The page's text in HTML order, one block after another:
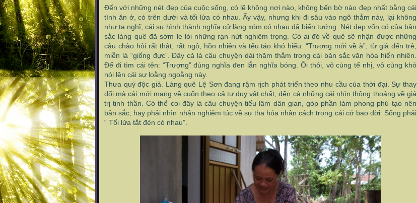
Đến với những nét đẹp của cuộc sống, có lẽ không nơi nào, không bến bờ nào đẹp nhất bằng cái
tình ăn ở, có trên dưới và tối lửa có nhau. Ấy vậy, nhưng khi đi sâu vào ngõ thẳm này, lại không
như ta nghĩ, cái sự hình thành nghĩa cử làng xóm có nhau đã biến tướng. Nét đẹp vốn có của bản
sắc làng quê đã sớm le lói những rạn nứt nghiêm trọng. Có ai đó về quê sẽ nhận được những
câu chào hỏi rất thật, rất ngộ, hồn nhiên và tếu táo khó hiểu. “Trượng mới về à”, từ già đến trẻ,
miễn là “giống đực”. Đây cả là câu chuyện dài thăm thẳm trong cái bản sắc văn hóa hiển nhiên.
Để đi tìm cái tên: “Trượng” đúng nghĩa đen lẫn nghĩa bóng. Ôi thôi, vô cùng tế nhị, vô cùng khó
nói lên cái sự loằng ngoằng này.
Thưa quý độc giả. Làng quê Lệ Sơn đang rậm rịch phát triển theo nhu cầu của thời đại. Sự thay
đổi mà cái mới mang về cuốn theo cả tư duy vật chất, đến cả những cái nhìn thông thoáng về giá
trị tinh thần. Có thể coi đây là câu chuyện tiếu lâm dân gian, góp phần làm phong phú tạo nên
bản sắc, hay phải nhìn nhận nghiêm túc về sự tha hóa nhân cách trong cái cớ bao đời: Sống phải
“ Tối lửa tắt đèn có nhau”.